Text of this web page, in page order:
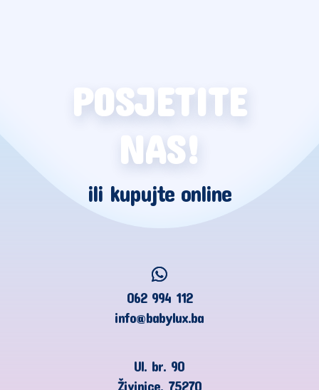
POSJETITE
NAS!
ili kupujte online
062 994 112
info@babylux.ba
Ul. br. 90
Živinice, 75270